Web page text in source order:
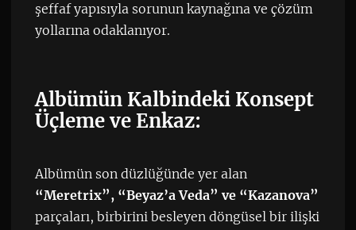
şeffaf yapısıyla sorunun kaynağına ve çözüm
yollarına odaklanıyor.
Albümün Kalbindeki Konsept
Üçleme ve Enkaz:
Albümün son düzlüğünde yer alan
“Meretrix”, “Beyaz’a Veda” ve “Kazanova”
parçaları, birbirini besleyen döngüsel bir ilişki